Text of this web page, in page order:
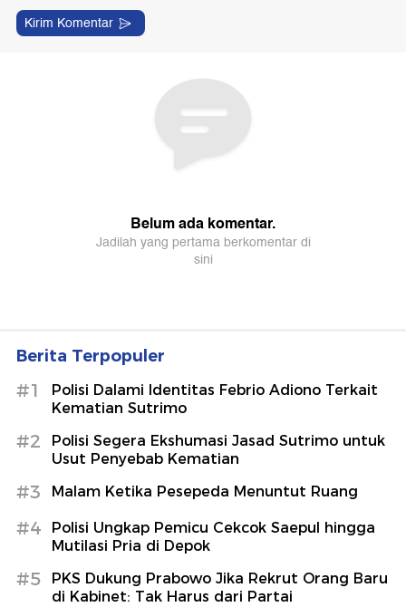
Berita Terpopuler
#1
Polisi Dalami Identitas Febrio Adiono Terkait
Kematian Sutrimo
#2
Polisi Segera Ekshumasi Jasad Sutrimo untuk
Usut Penyebab Kematian
#3 Malam Ketika Pesepeda Menuntut Ruang
#4
Polisi Ungkap Pemicu Cekcok Saepul hingga
Mutilasi Pria di Depok
#5
PKS Dukung Prabowo Jika Rekrut Orang Baru
di Kabinet: Tak Harus dari Partai